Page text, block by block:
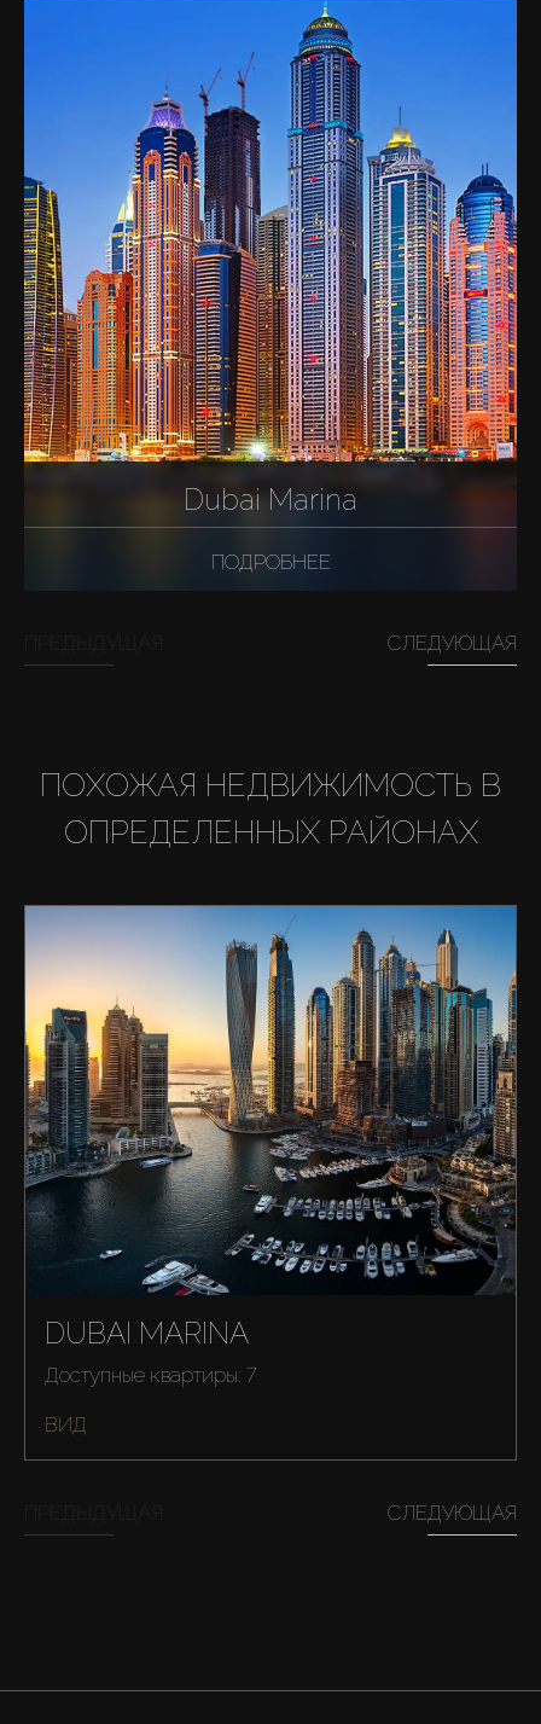
Dubai Marina
ПОДРОБНЕЕ
СЛЕДУЮЩАЯ
ПОХОЖАЯ НЕДВИЖИМОСТЬ В
ОПРЕДЕЛЕННЫХ РАЙОНАХ
DUBAI MARINA
Доступные квартиры: 7
ВИД
СЛЕДУЮЩАЯ